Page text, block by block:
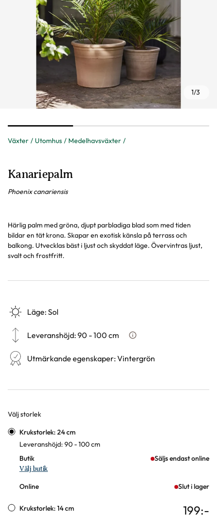
Växter Utomhus Medelhavsväxter
1/3
Kanariepalm
Phoenix canariensis
Härlig palm med gröna, djupt parbladiga blad som med tiden
bildar en tät krona. Skapar en exotisk känsla på terrass och
balkong. Utvecklas bäst i ljust och skyddat läge. Övervintras ljust,
svalt och frostfritt.
Läge:Sol
Leveranshöjd:90 - 100 cm Hur vi mäter leveranshöjd
Utmärkande egenskaper:Vintergrön
Välj storlek
Varianter
Krukstorlek: 24 cm
Leveranshöjd: 90 - 100 cm
Butik
Säljs endast online
Välj butik
Online Slut i lager
Krukstorlek: 14 cm
199:-